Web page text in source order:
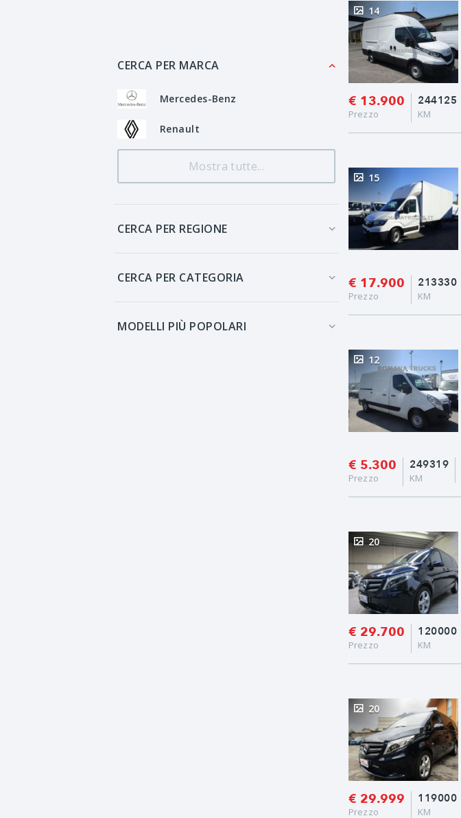
14
€ 13.900
Prezzo
244125
KM
15
€ 17.900
Prezzo
213330
KM
12
€ 5.300
Prezzo
249319
KM
20
€ 29.700
Prezzo
120000
KM
20
€ 29.999
Prezzo
119000
KM
CERCA PER MARCA
Mercedes-Benz
Renault
Mostra tutte...
CERCA PER REGIONE
CERCA PER CATEGORIA
MODELLI PIÙ POPOLARI